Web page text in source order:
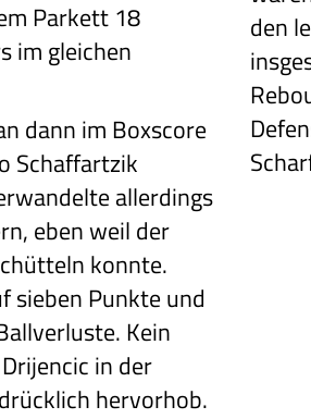
Parkett 18
im gleichen
dann im Boxscore
Schaffartzik
allerdings
eben weil der
konnte.
sieben Punkte und
Kein
in der
hervorhob.
den